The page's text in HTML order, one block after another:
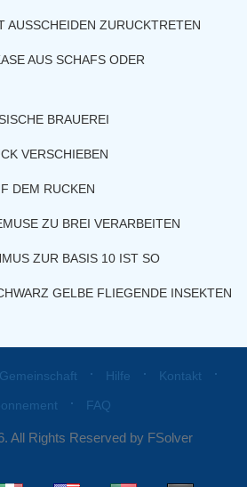
AUSSCHEIDEN ZURUCKTRETEN
AUS SCHAFS ODER
BRAUEREI
VERSCHIEBEN
DEM RUCKEN
ZU BREI VERARBEITEN
ZUR BASIS 10 IST SO
GELBE FLIEGENDE INSEKTEN
Gemeinschaft ⋅ Hilfe ⋅ Kontakt ⋅
⋅ FAQ
All Rights Reserved by FSolver